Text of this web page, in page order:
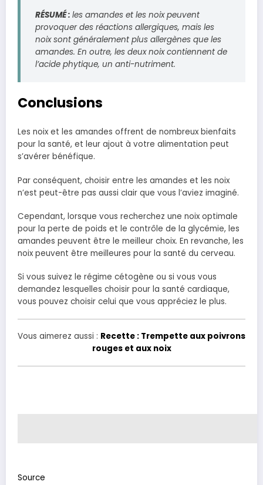
RÉSUMÉ : les amandes et les noix peuvent
provoquer des réactions allergiques, mais les
noix sont généralement plus allergènes que les
amandes. En outre, les deux noix contiennent de
l’acide phytique, un anti-nutriment.
Conclusions
Les noix et les amandes offrent de nombreux bienfaits
pour la santé, et leur ajout à votre alimentation peut
s’avérer bénéfique.
Par conséquent, choisir entre les amandes et les noix
n’est peut-être pas aussi clair que vous l’aviez imaginé.
Cependant, lorsque vous recherchez une noix optimale
pour la perte de poids et le contrôle de la glycémie, les
amandes peuvent être le meilleur choix. En revanche, les
noix peuvent être meilleures pour la santé du cerveau.
Si vous suivez le régime cétogène ou si vous vous
demandez lesquelles choisir pour la santé cardiaque,
vous pouvez choisir celui que vous appréciez le plus.
Vous aimerez aussi : Recette : Trempette aux poivrons
rouges et aux noix
Source